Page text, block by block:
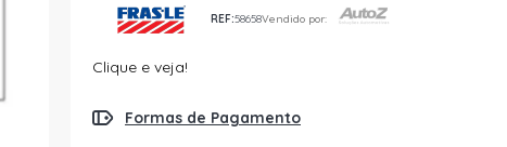
REF:58658Vendido por:
Clique e veja!
Formas de Pagamento